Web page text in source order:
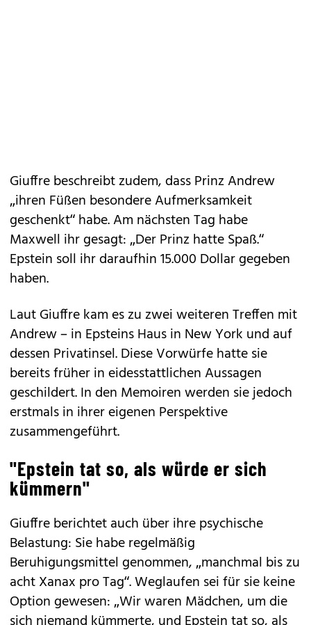
Giuffre beschreibt zudem, dass Prinz Andrew
„ihren Füßen besondere Aufmerksamkeit
geschenkt“ habe. Am nächsten Tag habe
Maxwell ihr gesagt: „Der Prinz hatte Spaß.“
Epstein soll ihr daraufhin 15.000 Dollar gegeben
haben.
Laut Giuffre kam es zu zwei weiteren Treffen mit
Andrew – in Epsteins Haus in New York und auf
dessen Privatinsel. Diese Vorwürfe hatte sie
bereits früher in eidesstattlichen Aussagen
geschildert. In den Memoiren werden sie jedoch
erstmals in ihrer eigenen Perspektive
zusammengeführt.
"Epstein tat so, als würde er sich
kümmern"
Giuffre berichtet auch über ihre psychische
Belastung: Sie habe regelmäßig
Beruhigungsmittel genommen, „manchmal bis zu
acht Xanax pro Tag“. Weglaufen sei für sie keine
Option gewesen: „Wir waren Mädchen, um die